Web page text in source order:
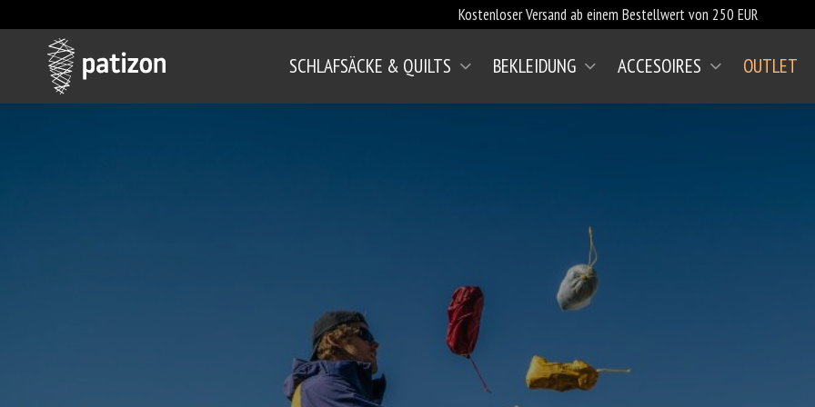
Kostenloser Versand ab einem Bestellwert von 250 EUR
SCHLAFSÄCKE & QUILTS BEKLEIDUNG ACCESOIRES
(AKTUELL)
OUTLET